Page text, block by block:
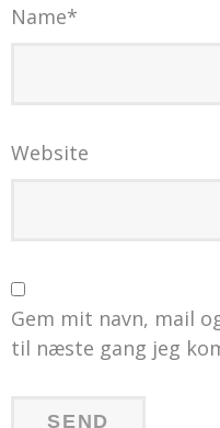
Name*
Website
Gem mit navn, mail
til næste gang jeg